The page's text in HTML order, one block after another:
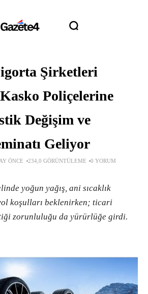
Şirketleri
Poliçelerine
Değişim ve
Geliyor
6 AY ÖNCE 234,0 GÖRÜNTÜLEME 0 YORUM
yoğun yağış, ani sıcaklık
koşulları beklenirken; ticari
zorunluluğu da yürürlüğe girdi.